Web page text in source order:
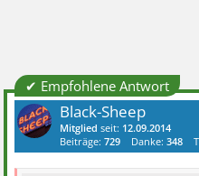
✔ Empfohlene Antwort
Black-Sheep
Mitglied seit: 12.09.2014
Beiträge:729 Danke:348